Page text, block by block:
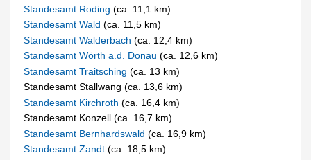
Standesamt Roding(ca. 11,1 km)
Standesamt Wald(ca. 11,5 km)
Standesamt Walderbach(ca. 12,4 km)
Standesamt Wörth a.d. Donau(ca. 12,6 km)
Standesamt Traitsching(ca. 13 km)
Standesamt Stallwang (ca. 13,6 km)
Standesamt Kirchroth(ca. 16,4 km)
Standesamt Konzell (ca. 16,7 km)
Standesamt Bernhardswald(ca. 16,9 km)
Standesamt Zandt(ca. 18,5 km)